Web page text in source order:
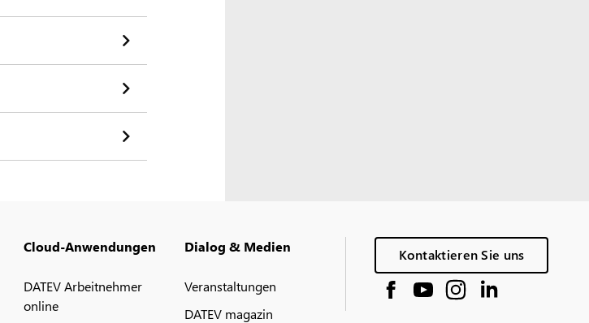
Cloud-Anwendungen
DATEV Arbeitnehmer
online
Dialog & Medien
Veranstaltungen
DATEV magazin
Kontaktieren Sie uns